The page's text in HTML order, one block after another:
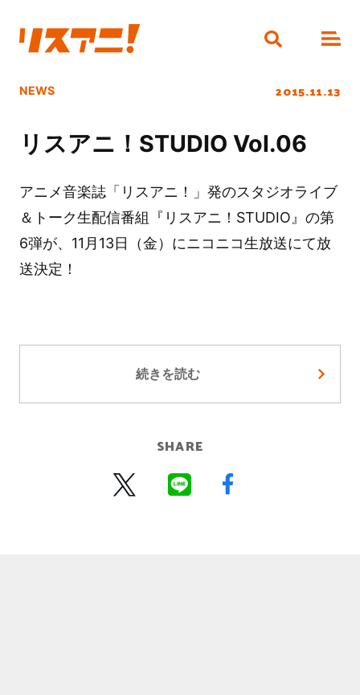
NEWS 2015.11.13
リスアニ！STUDIO Vol.06
アニメ音楽誌「リスアニ！」発のスタジオライブ
＆トーク生配信番組『リスアニ！STUDIO』の第
6弾が、11月13日（金）にニコニコ生放送にて放
送決定！
続きを読む
SHARE